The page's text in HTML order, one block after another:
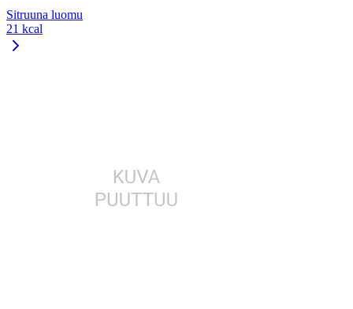
Sitruuna luomu
21 kcal